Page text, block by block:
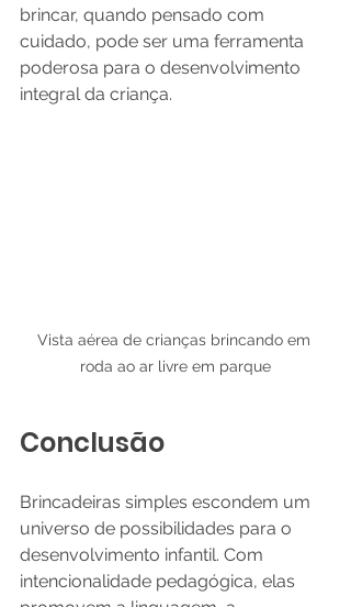
brincar, quando pensado com
cuidado, pode ser uma ferramenta
poderosa para o desenvolvimento
integral da criança.
Vista aérea de crianças brincando em
roda ao ar livre em parque
Conclusão
Brincadeiras simples escondem um
universo de possibilidades para o
desenvolvimento infantil. Com
intencionalidade pedagógica, elas